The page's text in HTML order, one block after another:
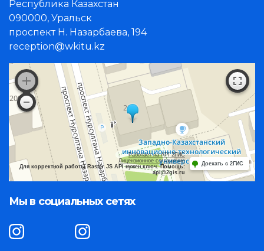
Республика Казахстан
090000, Уральск
проспект Н. Назарбаева, 194
reception@wkitu.kz
Работает на API 2ГИС
Лицензионное соглашение
Для корректной работы Raster JS API нужен ключ. Помощь:
api@2gis.ru
Доехать с 2ГИС
Мы в социальных сетях